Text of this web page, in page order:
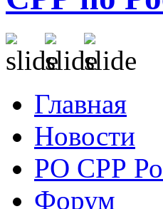
Главная
Новости
РО СРР
Форум